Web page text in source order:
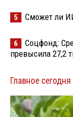
5 Сможет ли
6
Соцфонд:
превысила 27,2
Главное сегодня